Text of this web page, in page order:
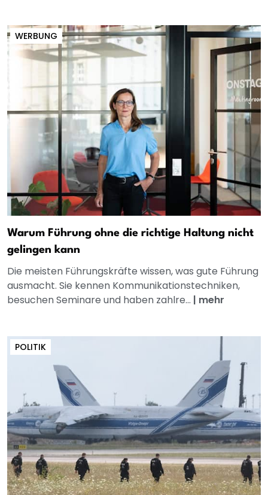
WERBUNG
Warum Führung ohne die richtige Haltung nicht
gelingen kann
Die meisten Führungskräfte wissen, was gute Führung
ausmacht. Sie kennen Kommunikationstechniken,
besuchen Seminare und haben zahlre... | mehr
POLITIK